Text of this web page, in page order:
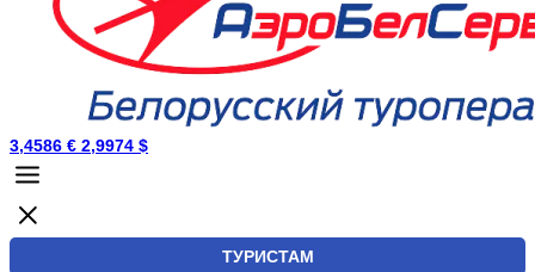
3,4586 € 2,9974 $
ТУРИСТАМ